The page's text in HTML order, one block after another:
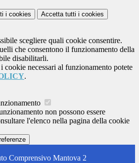
i cookies Accetta tutti i cookies
scegliere quali cookie consentire.
che consentono il funzionamento della
disabilitarli.
cookie necessari al funzionamento potete
.
non possono essere
l'elenco nella pagina della cookie
Comprensivo Mantova 2